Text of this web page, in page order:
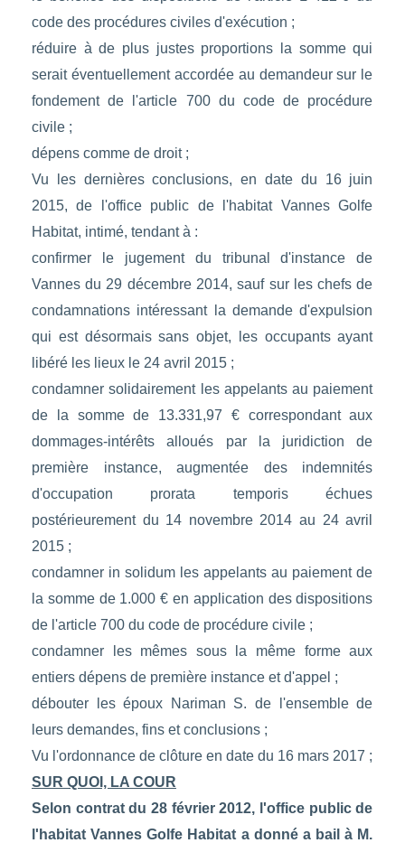
code des procédures civiles d'exécution ;
réduire à de plus justes proportions la somme qui
serait éventuellement accordée au demandeur sur le
fondement de l'article 700 du code de procédure
civile ;
dépens comme de droit ;
Vu les dernières conclusions, en date du 16 juin
2015, de l'office public de l'habitat Vannes Golfe
Habitat, intimé, tendant à :
confirmer le jugement du tribunal d'instance de
Vannes du 29 décembre 2014, sauf sur les chefs de
condamnations intéressant la demande d'expulsion
qui est désormais sans objet, les occupants ayant
libéré les lieux le 24 avril 2015 ;
condamner solidairement les appelants au paiement
de la somme de 13.331,97 € correspondant aux
dommages-intérêts alloués par la juridiction de
première instance, augmentée des indemnités
d'occupation prorata temporis échues
postérieurement du 14 novembre 2014 au 24 avril
2015 ;
condamner in solidum les appelants au paiement de
la somme de 1.000 € en application des dispositions
de l'article 700 du code de procédure civile ;
condamner les mêmes sous la même forme aux
entiers dépens de première instance et d'appel ;
débouter les époux Nariman S. de l'ensemble de
leurs demandes, fins et conclusions ;
Vu l'ordonnance de clôture en date du 16 mars 2017 ;
SUR QUOI, LA COUR
Selon contrat du 28 février 2012, l'office public de
l'habitat Vannes Golfe Habitat a donné a bail à M.